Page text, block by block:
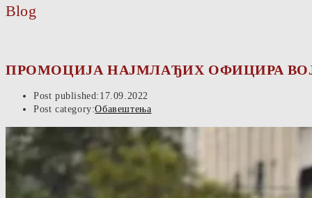
Blog
ПРОМОЦИЈА НАЈМЛАЂИХ ОФИЦИРА
Post published: 17.09.2022
Post category:Обавештења